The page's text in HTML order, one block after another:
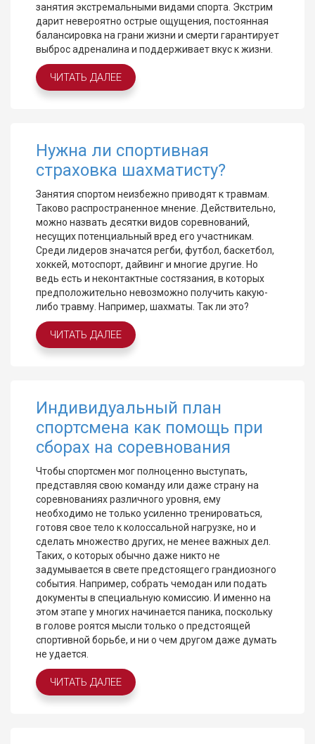
занятия экстремальными видами спорта. Экстрим
дарит невероятно острые ощущения, постоянная
балансировка на грани жизни и смерти гарантирует
выброс адреналина и поддерживает вкус к жизни.
ЧИТАТЬ ДАЛЕЕ
Нужна ли спортивная
страховка шахматисту?
Занятия спортом неизбежно приводят к травмам.
Таково распространенное мнение. Действительно,
можно назвать десятки видов соревнований,
несущих потенциальный вред его участникам.
Среди лидеров значатся регби, футбол, баскетбол,
хоккей, мотоспорт, дайвинг и многие другие. Но
ведь есть и неконтактные состязания, в которых
предположительно невозможно получить какую-
либо травму. Например, шахматы. Так ли это?
ЧИТАТЬ ДАЛЕЕ
Индивидуальный план
спортсмена как помощь при
сборах на соревнования
Чтобы спортсмен мог полноценно выступать,
представляя свою команду или даже страну на
соревнованиях различного уровня, ему
необходимо не только усиленно тренироваться,
готовя свое тело к колоссальной нагрузке, но и
сделать множество других, не менее важных дел.
Таких, о которых обычно даже никто не
задумывается в свете предстоящего грандиозного
события. Например, собрать чемодан или подать
документы в специальную комиссию. И именно на
этом этапе у многих начинается паника, поскольку
в голове роятся мысли только о предстоящей
спортивной борьбе, и ни о чем другом даже думать
не удается.
ЧИТАТЬ ДАЛЕЕ